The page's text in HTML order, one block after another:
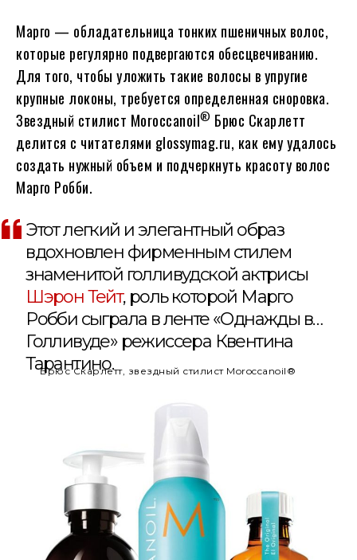
Марго — обладательница тонких пшеничных волос,
которые регулярно подвергаются обесцвечиванию.
Для того, чтобы уложить такие волосы в упругие
крупные локоны, требуется определенная сноровка.
Звездный стилист Moroccanoil® Брюс Скарлетт
делится с читателями glossymag.ru, как ему удалось
создать нужный объем и подчеркнуть красоту волос
Марго Робби.
Этот легкий и элегантный образ
вдохновлен фирменным стилем
знаменитой голливудской актрисы
Шэрон Тейт, роль которой Марго
Робби сыграла в ленте «Однажды в…
Голливуде» режиссера Квентина
Тарантино.
Брюс Скарлетт, звездный стилист Moroccanoil®